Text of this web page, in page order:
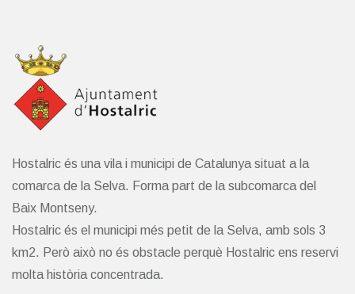
Hostalric és una vila i municipi de Catalunya situat a la
comarca de la Selva. Forma part de la subcomarca del
Baix Montseny.
Hostalric és el municipi més petit de la Selva, amb sols 3
km2. Però això no és obstacle perquè Hostalric ens reservi
molta història concentrada.